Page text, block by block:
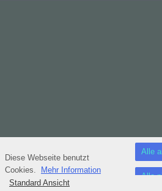
Standard Ansicht
Diese Webseite benutzt
Cookies.
Mehr Information
Alle
Alle